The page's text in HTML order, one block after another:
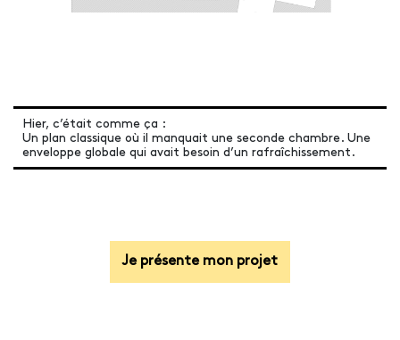
Hier, c’était comme ça :
Un plan classique où il manquait une seconde chambre. Une
enveloppe globale qui avait besoin d’un rafraîchissement.
Je présente mon projet